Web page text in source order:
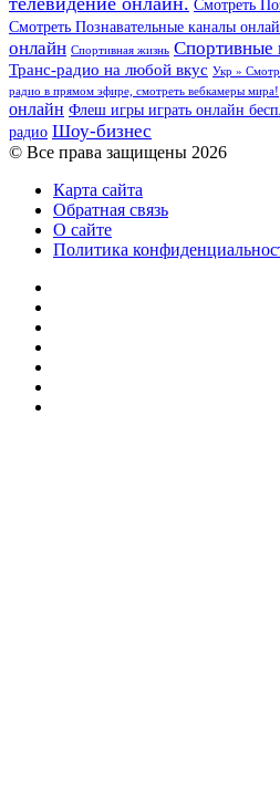
Смотреть
Смотреть Познавательные каналы
онлайн Спортивная жизнь Спортивные
Транс-радио на любой вкус Укр »
радио в прямом эфире, смотреть вебкамеры мира!
онлайн Флеш игры играть онлайн
радио Шоу-бизнес
© Все права защищены 2026
Карта сайта
Обратная связь
О сайте
Политика